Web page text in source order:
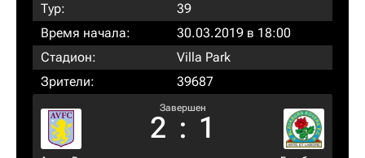
Тур:
39
Время начала:
30.03.2019 в 18:00
Стадион:
Villa Park
Зрители:
39687
Завершен
2 : 1